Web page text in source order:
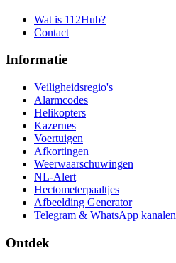
Wat is 112Hub?
Contact
Informatie
Veiligheidsregio's
Alarmcodes
Helikopters
Kazernes
Voertuigen
Afkortingen
Weerwaarschuwingen
NL-Alert
Hectometerpaaltjes
Afbeelding Generator
Telegram & WhatsApp kanalen
Ontdek